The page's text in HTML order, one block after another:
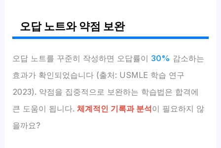
오답 노트와 약점 보완
오답 노트를 꾸준히 작성하면 오답률이 30% 감소하는
효과가 확인되었습니다 (출처: USMLE 학습 연구
2023). 약점을 집중적으로 보완하는 학습법은 합격에
큰 도움이 됩니다.체계적인 기록과 분석이 필요하지 않
을까요?